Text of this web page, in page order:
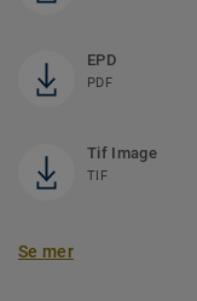
EPD
PDF
Tif Image
TIF
Se mer